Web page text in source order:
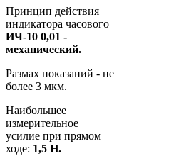
Принцип действия
индикатора часового
ИЧ-10 0,01 -
механический.
Размах показаний - не
более 3 мкм.
Наибольшее
измерительное
усилие при прямом
ходе: 1,5 Н.